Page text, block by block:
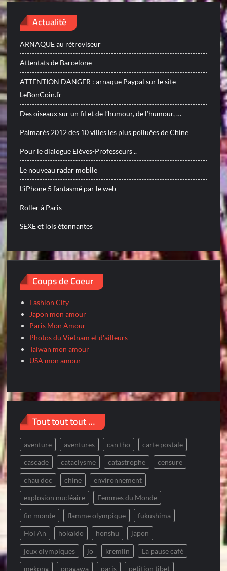
Actualité
ARNAQUE au rétroviseur
Attentats de Barcelone
ATTENTION DANGER : arnaque Paypal sur le site
LeBonCoin.fr
Des oiseaux sur un fil et de l’humour, de l’humour, …
Palmarés 2012 des 10 villes les plus polluées de Chine
Pour le dialogue Elèves-Professeurs ..
Le nouveau radar mobile
L’iPhone 5 fantasmé par le web
Roller à Paris
SEXE et lois étonnantes
Coups de Coeur
Fashion City
Japon mon amour
Paris Mon Amour
Photos du Vietnam et d'ailleurs
Taiwan mon amour
USA mon amour
Tout tout tout …
aventure aventures can tho carte postale
cascade cataclysme catastrophe censure
chau doc chine environnement
explosion nucléaire Femmes du Monde
fin monde flamme olympique fukushima
Hoi An hokaido honshu japon
jeux olympiques jo kremlin La pause café
mekong onagawa paris petition tibet